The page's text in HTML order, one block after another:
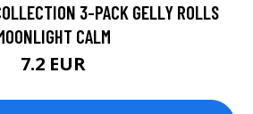
3-PACK GELLY ROLLS
CALM
7.2 EUR